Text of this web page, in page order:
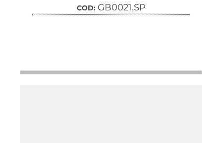
COD: GB0021.SP